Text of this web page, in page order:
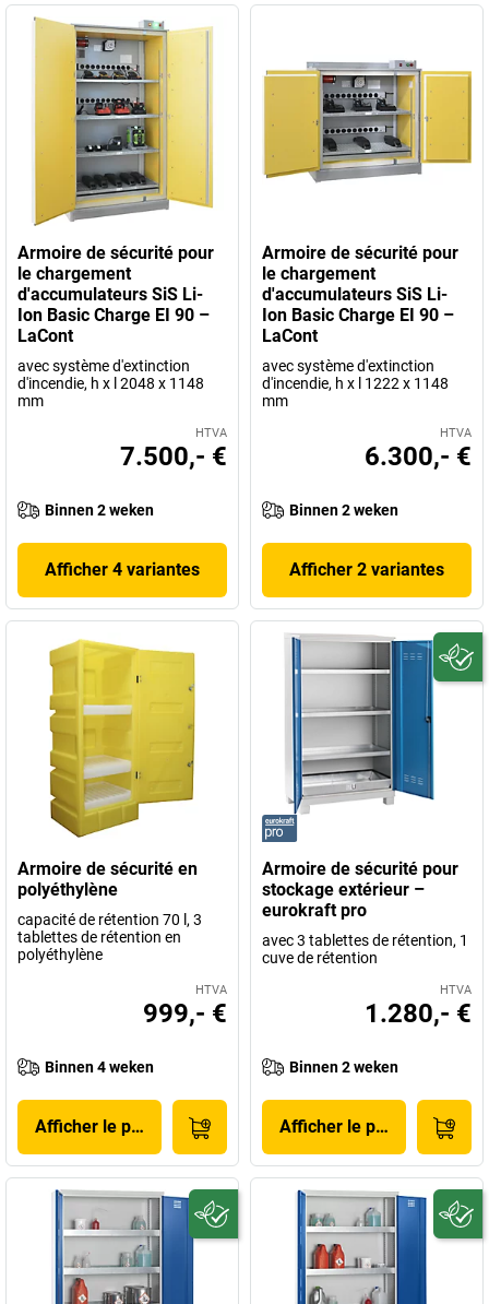
Armoire de sécurité pour
le chargement
d'accumulateurs SiS Li-
Ion Basic Charge EI 90 –
LaCont
avec système d'extinction
d'incendie, h x l 2048 x 1148
mm
HTVA
7.500,- €
Binnen 2 weken
Afficher 4 variantes
Armoire de sécurité pour
le chargement
d'accumulateurs SiS Li-
Ion Basic Charge EI 90 –
LaCont
avec système d'extinction
d'incendie, h x l 1222 x 1148
mm
HTVA
6.300,- €
Binnen 2 weken
Afficher 2 variantes
Armoire de sécurité en
polyéthylène
capacité de rétention 70 l, 3
tablettes de rétention en
polyéthylène
HTVA
999,- €
Binnen 4 weken
Afficher le produit
Armoire de sécurité pour
stockage extérieur –
eurokraft pro
avec 3 tablettes de rétention, 1
cuve de rétention
HTVA
1.280,- €
Binnen 2 weken
Afficher le produit